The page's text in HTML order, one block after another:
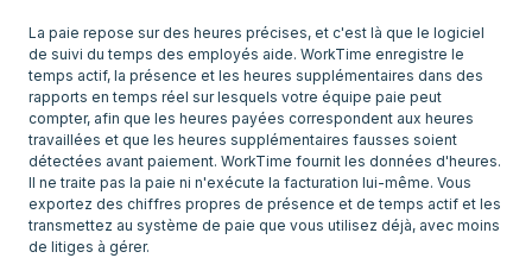
La paie repose sur des heures précises, et c'est là que le logiciel
de suivi du temps des employés aide. WorkTime enregistre le
temps actif, la présence et les heures supplémentaires dans des
rapports en temps réel sur lesquels votre équipe paie peut
compter, afin que les heures payées correspondent aux heures
travaillées et que les heures supplémentaires fausses soient
détectées avant paiement. WorkTime fournit les données d'heures.
Il ne traite pas la paie ni n'exécute la facturation lui-même. Vous
exportez des chiffres propres de présence et de temps actif et les
transmettez au système de paie que vous utilisez déjà, avec moins
de litiges à gérer.